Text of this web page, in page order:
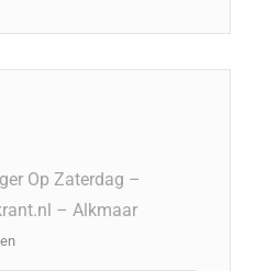
Op Zaterdag –
– Alkmaar